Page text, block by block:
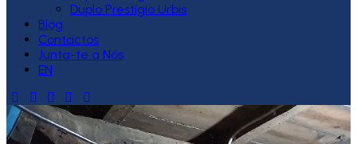
Duplo Prestígio Urbis
Blog
Contactos
Junta-te a Nós
EN